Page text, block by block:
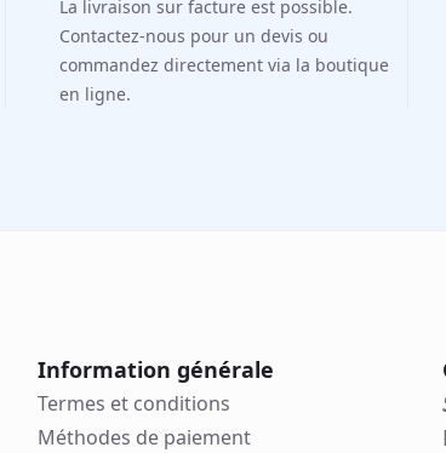
La livraison sur facture est possible.
Contactez-nous pour un devis ou
commandez directement via la boutique
en ligne.
Information générale
Termes et conditions
Méthodes de paiement